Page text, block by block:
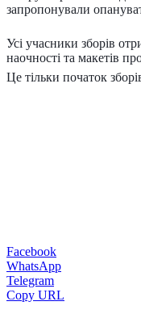
запропонували
Усі учасники зборів
наочності та макетів
Це тільки початок
Facebook
WhatsApp
Telegram
Copy URL